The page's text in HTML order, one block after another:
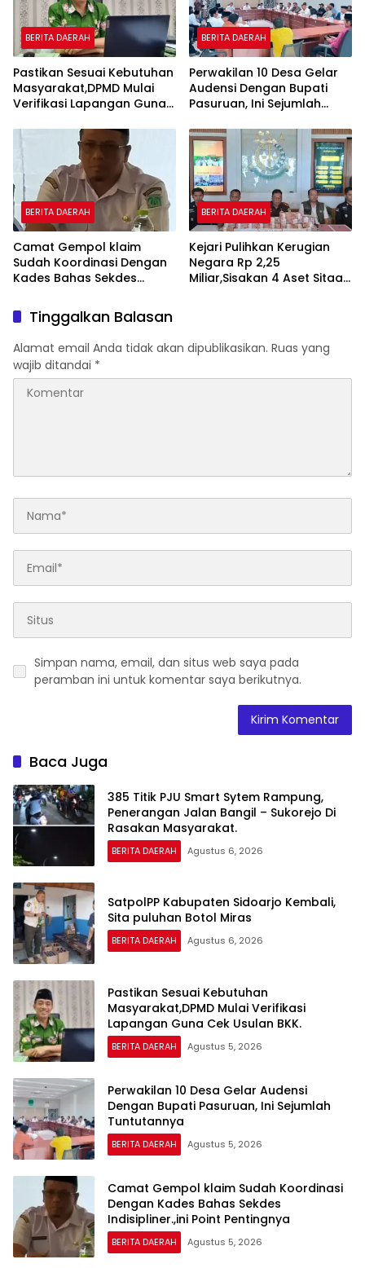
BERITA DAERAH
Pastikan Sesuai Kebutuhan
Masyarakat,DPMD Mulai
Verifikasi Lapangan Guna
BERITA DAERAH
Perwakilan 10 Desa Gelar
Audensi Dengan Bupati
Pasuruan, Ini Sejumlah
BERITA DAERAH
Camat Gempol klaim
Sudah Koordinasi Dengan
Kades Bahas Sekdes
Pentingnya
BERITA DAERAH
Kejari Pulihkan Kerugian
Negara Rp 2,25
Miliar,Sisakan 4 Aset Sitaan
Tinggalkan Balasan
Alamat email Anda tidak akan dipublikasikan. Ruas yang
wajib ditandai *
Simpan nama, email, dan situs web saya pada
peramban ini untuk komentar saya berikutnya.
Baca Juga
385 Titik PJU Smart Sytem Rampung,
Penerangan Jalan Bangil – Sukorejo Di
Rasakan Masyarakat.
BERITA DAERAH Agustus 6, 2026
SatpolPP Kabupaten Sidoarjo Kembali,
Sita puluhan Botol Miras
BERITA DAERAH Agustus 6, 2026
Pastikan Sesuai Kebutuhan
Masyarakat,DPMD Mulai Verifikasi
Lapangan Guna Cek Usulan BKK.
BERITA DAERAH Agustus 5, 2026
Perwakilan 10 Desa Gelar Audensi
Dengan Bupati Pasuruan, Ini Sejumlah
Tuntutannya
BERITA DAERAH Agustus 5, 2026
Camat Gempol klaim Sudah Koordinasi
Dengan Kades Bahas Sekdes
Indisipliner.,ini Point Pentingnya
BERITA DAERAH Agustus 5, 2026